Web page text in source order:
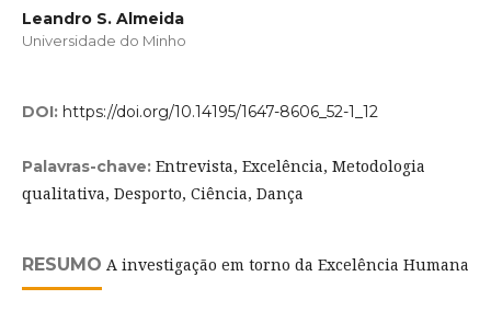
Leandro S. Almeida
Universidade do Minho
DOI: https://doi.org/10.14195/1647-8606_52-1_12
Palavras-chave: Entrevista, Excelência, Metodologia
qualitativa, Desporto, Ciência, Dança
RESUMO A investigação em torno da Excelência Humana